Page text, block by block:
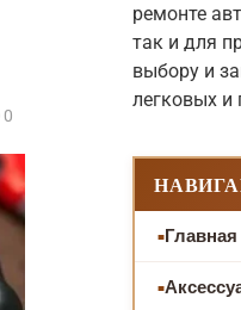
0
ремонте
так и для
выбору и
легковых и